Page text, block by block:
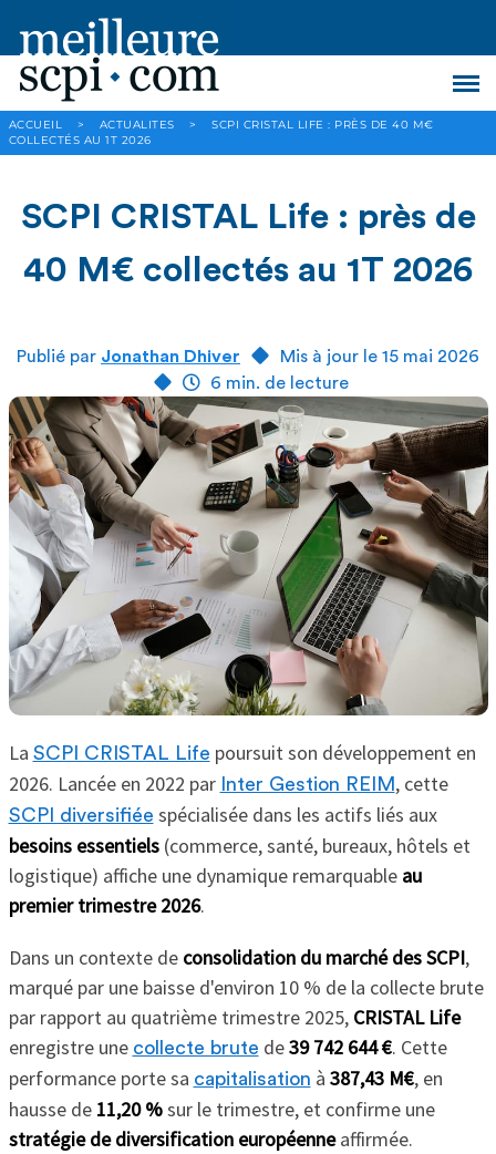
ACCUEIL > ACTUALITES >
SCPI CRISTAL LIFE : PRÈS DE 40 M€
COLLECTÉS AU 1T 2026
SCPI CRISTAL Life : près de
40 M€ collectés au 1T 2026
Publié par Jonathan Dhiver
Mis à jour le 15 mai 2026
6 min. de lecture
La SCPI CRISTAL Life poursuit son développement en
2026. Lancée en 2022 par Inter Gestion REIM , cette
SCPI diversifiée spécialisée dans les actifs liés aux
besoins essentiels(commerce, santé, bureaux, hôtels et
logistique) affiche une dynamique remarquableau
premier trimestre 2026.
Dans un contexte de consolidation du marché des SCPI,
marqué par une baisse d'environ 10 % de la collecte brute
par rapport au quatrième trimestre 2025, CRISTAL Life
enregistre une collecte brute de39 742 644 €. Cette
performance porte sa capitalisation à 387,43 M€, en
hausse de 11,20 %sur le trimestre, et confirme une
stratégie de diversification européenneaffirmée.